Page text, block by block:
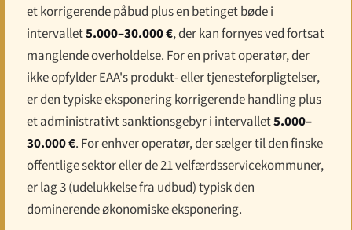
et korrigerende påbud plus en betinget bøde i
intervallet5.000–30.000 €, der kan fornyes ved fortsat
manglende overholdelse. For en privat operatør, der
ikke opfylder EAA's produkt- eller tjenesteforpligtelser,
er den typiske eksponering korrigerende handling plus
et administrativt sanktionsgebyr i intervallet5.000–
30.000 €. For enhver operatør, der sælger til den finske
offentlige sektor eller de 21 velfærdsservicekommuner,
er lag 3 (udelukkelse fra udbud) typisk den
dominerende økonomiske eksponering.